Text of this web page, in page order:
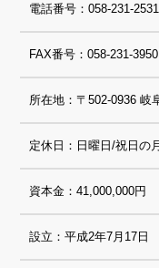
電話番号：058-231-2531
FAX番号：058-231-3950
所在地：〒502-0936 岐
定休日：日曜日/祝日の
資本金：41,000,000円
設立：平成2年7月17日